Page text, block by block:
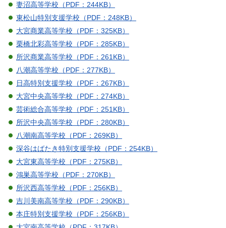
妻沼高等学校（PDF：244KB）
東松山特別支援学校（PDF：248KB）
大宮商業高等学校（PDF：325KB）
栗橋北彩高等学校（PDF：285KB）
所沢商業高等学校（PDF：261KB）
八潮高等学校（PDF：277KB）
日高特別支援学校（PDF：267KB）
大宮中央高等学校（PDF：274KB）
芸術総合高等学校（PDF：251KB）
所沢中央高等学校（PDF：280KB）
八潮南高等学校（PDF：269KB）
深谷はばたき特別支援学校（PDF：254KB）
大宮東高等学校（PDF：275KB）
鴻巣高等学校（PDF：270KB）
所沢西高等学校（PDF：256KB）
吉川美南高等学校（PDF：290KB）
本庄特別支援学校（PDF：256KB）